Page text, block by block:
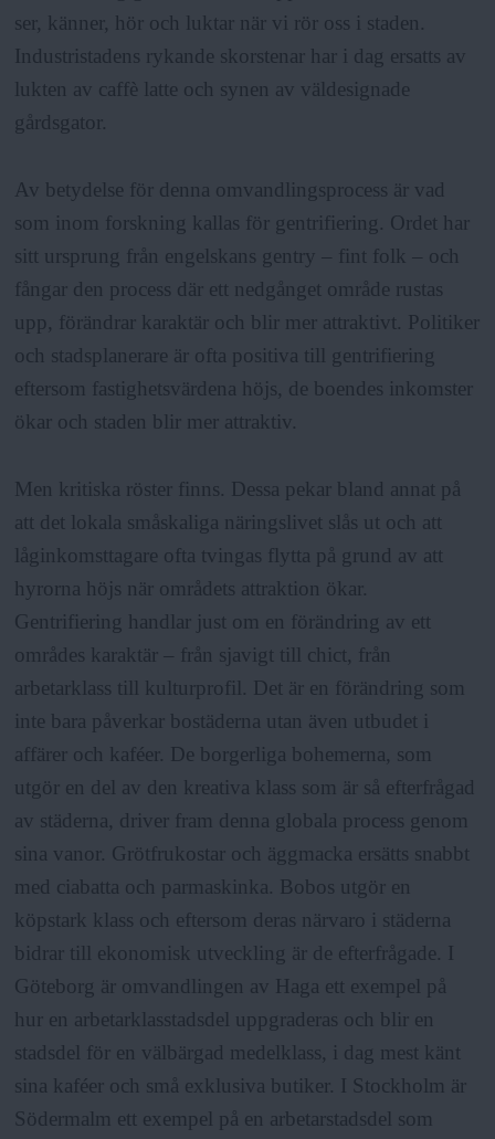
ser, känner, hör och luktar när vi rör oss i staden.
Industristadens rykande skorstenar har i dag ersatts av
lukten av caffè latte och synen av väldesignade
gårdsgator.
Av betydelse för denna omvandlingsprocess är vad
som inom forskning kallas för gentrifiering. Ordet har
sitt ursprung från engelskans gentry – fint folk – och
fångar den process där ett nedgånget område rustas
upp, förändrar karaktär och blir mer attraktivt. Politiker
och stadsplanerare är ofta positiva till gentrifiering
eftersom fastighetsvärdena höjs, de boendes inkomster
ökar och staden blir mer attraktiv.
Men kritiska röster finns. Dessa pekar bland annat på
att det lokala småskaliga näringslivet slås ut och att
låginkomsttagare ofta tvingas flytta på grund av att
hyrorna höjs när områdets attraktion ökar.
Gentrifiering handlar just om en förändring av ett
områdes karaktär – från sjavigt till chict, från
arbetarklass till kulturprofil. Det är en förändring som
inte bara påverkar bostäderna utan även utbudet i
affärer och kaféer. De borgerliga bohemerna, som
utgör en del av den kreativa klass som är så efterfrågad
av städerna, driver fram denna globala process genom
sina vanor. Grötfrukostar och äggmacka ersätts snabbt
med ciabatta och parmaskinka. Bobos utgör en
köpstark klass och eftersom deras närvaro i städerna
bidrar till ekonomisk utveckling är de efterfrågade. I
Göteborg är omvandlingen av Haga ett exempel på
hur en arbetarklasstadsdel uppgraderas och blir en
stadsdel för en välbärgad medelklass, i dag mest känt
sina kaféer och små exklusiva butiker. I Stockholm är
Södermalm ett exempel på en arbetarstadsdel som